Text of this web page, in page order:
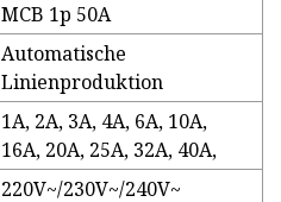
MCB 1p 50A
Automatische
Linienproduktion
1A, 2A, 3A, 4A, 6A, 10A,
16A, 20A, 25A, 32A, 40A,
220V~/230V~/240V~